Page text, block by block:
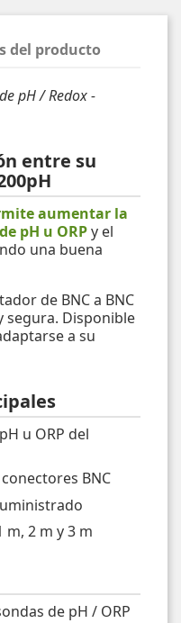
del producto
pH / Redox -
entre su
aumentar la
pH u ORPy el
una buena
de BNC a BNC
segura. Disponible
a su
u ORP del
BNC
2 m y 3 m
de pH / ORP